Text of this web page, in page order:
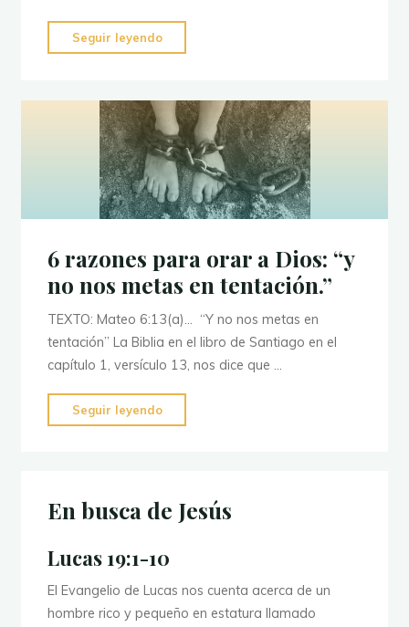
Seguir leyendo
alimentar
fortalecer
nuestra
fe"
6 razones para orar a Dios: “y
no nos metas en tentación.”
TEXTO: Mateo 6:13(a)… “Y no nos metas en
tentación” La Biblia en el libro de Santiago en el
capítulo 1, versículo 13, nos dice que …
Seguir leyendo
razones
Dios:
no
nos
metas
En busca de Jesús
Lucas 19:1-10
El Evangelio de Lucas nos cuenta acerca de un
hombre rico y pequeño en estatura llamado